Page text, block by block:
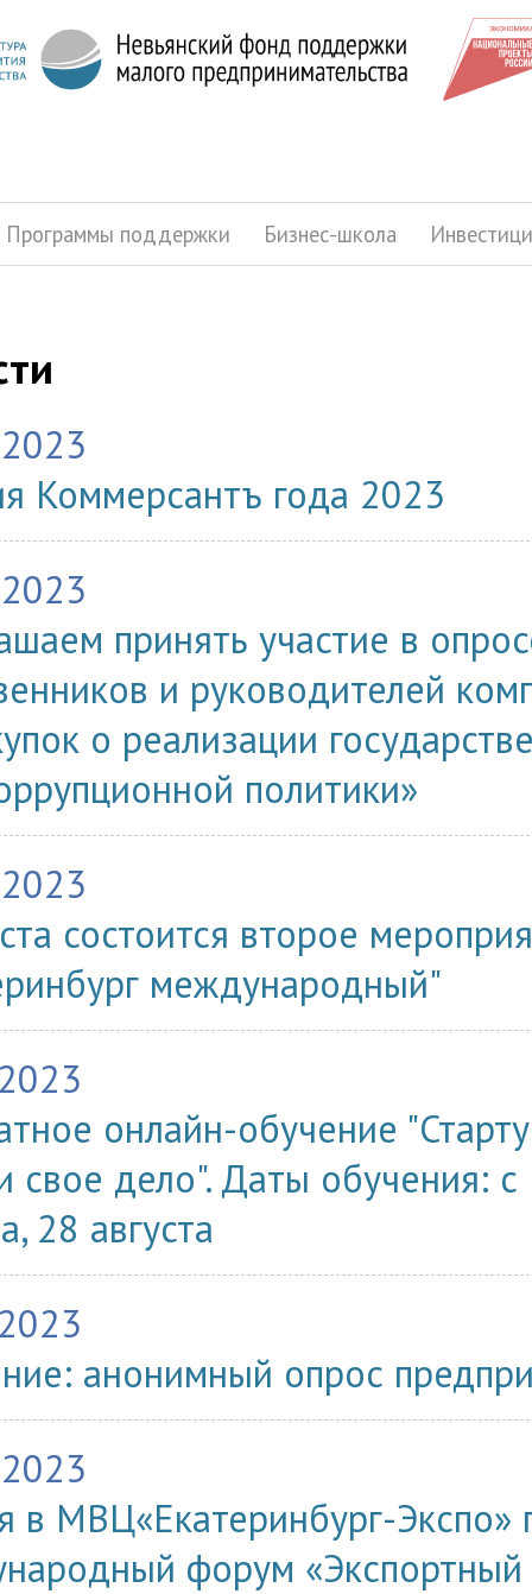
Программы поддержки Бизнес-школа
Коммерсантъ года 2023
принять участие в
и руководителей
о реализации
политики»
состоится второе
международный"
онлайн-обучение
свое дело". Даты обучения:
28 августа
анонимный опрос
в МВЦ«Екатеринбург-Экспо»
форум